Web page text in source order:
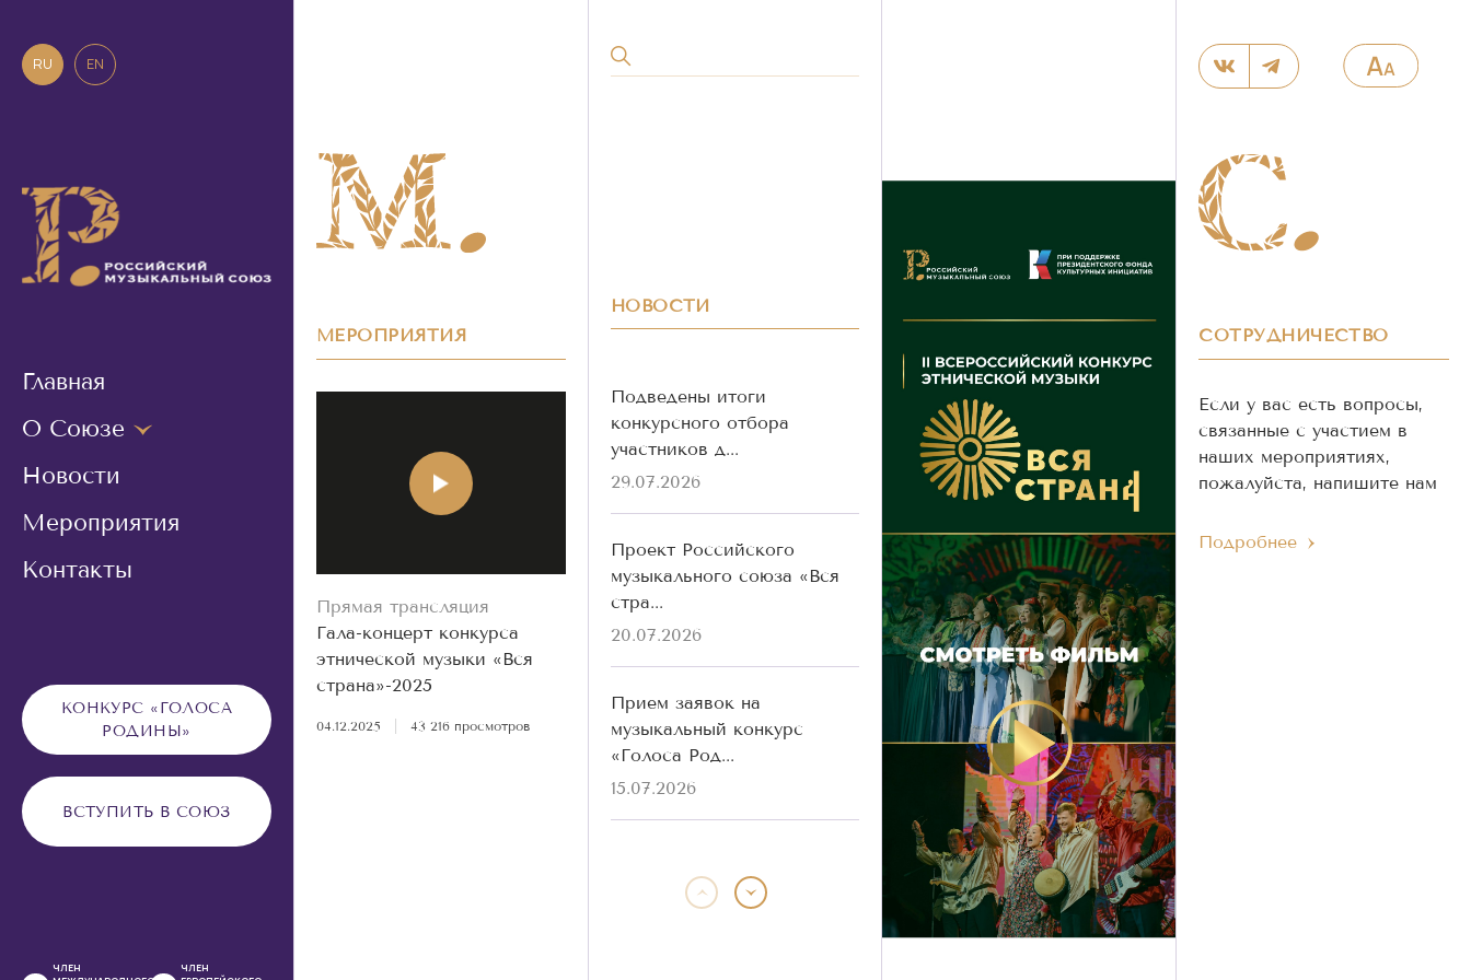
RU EN
Главная
О Союзе
Новости
Мероприятия
Контакты
КОНКУРС «ГОЛОСА
РОДИНЫ»
ВСТУПИТЬ В СОЮЗ
ЧЛЕН
ЧЛЕН
МЕРОПРИЯТИЯ
Прямая трансляция
Гала-концерт конкурса
этнической музыки «Вся
страна»-2025
04.12.2025 43 216 просмотров
НОВОСТИ
Подведены итоги
конкурсного отбора
участников д...
29.07.2026
Проект Российского
музыкального союза «Вся
стра...
20.07.2026
Прием заявок на
музыкальный конкурс
«Голоса Род...
15.07.2026
«Голоса Родины» разных
СОТРУДНИЧЕСТВО
Если у вас есть вопросы,
связанные с участием в
наших мероприятиях,
пожалуйста, напишите нам
Подробнее